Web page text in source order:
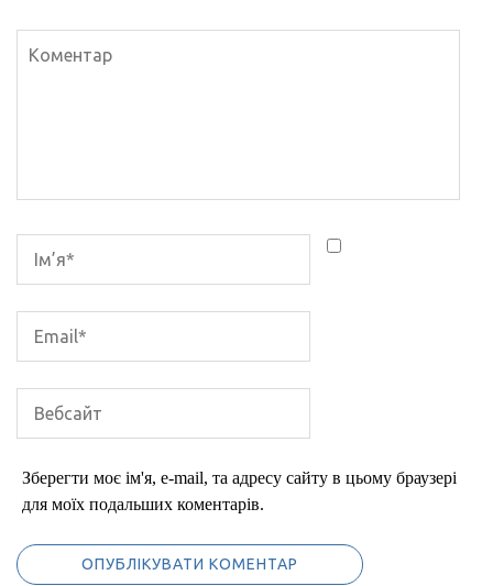
Зберегти моє ім'я, e-mail, та адресу сайту в цьому браузері
для моїх подальших коментарів.